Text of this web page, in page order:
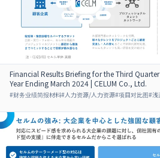
Financial Results Briefing for the Third
Year Ending March 2024 | CELUM Co., Ltd.
#财务业绩简报材料#人力资源/人力资源#项目对比图#浅